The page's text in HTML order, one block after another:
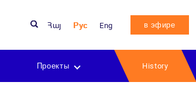
Հայ Рус Eng в эфире
Проекты History